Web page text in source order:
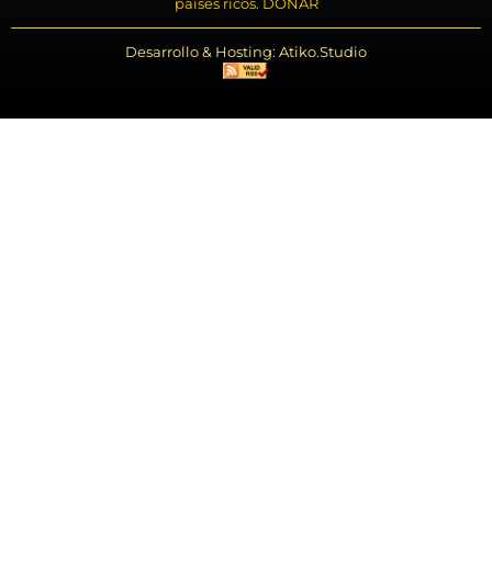
Desarrollo & Hosting: Atiko.Studio